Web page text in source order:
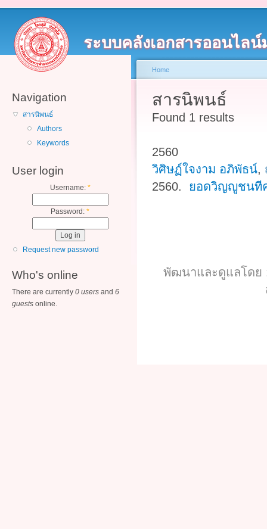
ระบบคลังเอกสารออนไล
Navigation
สารนิพนธ์
Authors
Keywords
User login
Username: *
Password: *
Request new password
Who's online
There are currently 0 users and 6
guests online.
Home
สารนิพนธ์
Found 1 results
2560
วิศิษฏ์ใจงาม อภิพัธน์,
2560. ยอดวิญญูชนที
พัฒนาและดูแลโดย